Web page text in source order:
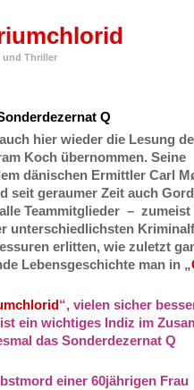
und Thriller
Q
hier wieder die Lesung
Koch übernommen. Seine
dänischen Ermittler Carl
seit geraumer Zeit auch
Teammitglieder – zumeist
unterschiedlichsten
erlitten, wie zuletzt
Lebensgeschichte man in „
“, vielen sicher
ein wichtiges Indiz im
das Sonderdezernat Q
einer 60jährigen Frau